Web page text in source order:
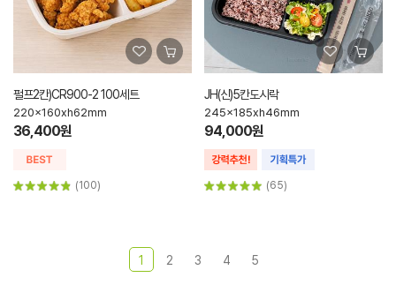
펄프2칸)CR900-2 100세트
220x160xh62mm
36,400원
(100)
JH(신)5칸도시락
245x185xh46mm
94,000원
(65)
1 2 3 4 5